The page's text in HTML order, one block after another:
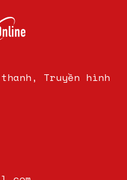
thanh, Truyền hình